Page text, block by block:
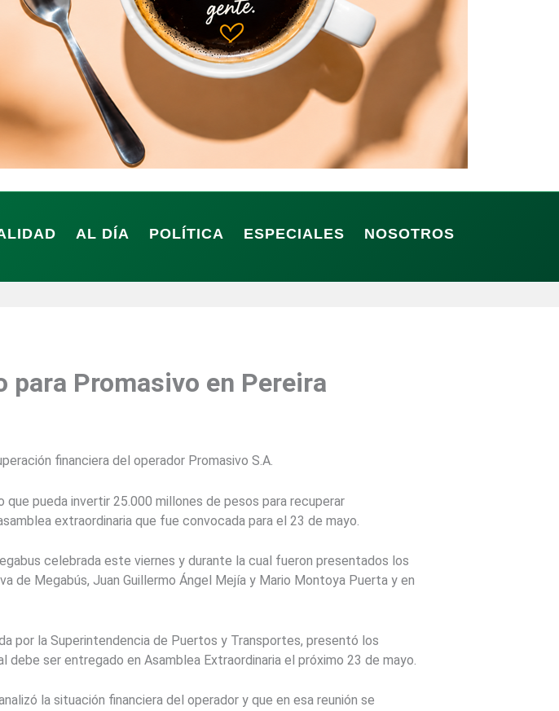
AL DÍA POLÍTICA ESPECIALES
NOSOTROS
para Promasivo en Pereira
financiera del operador Promasivo S.A.
pueda invertir 25.000 millones de pesos para recuperar
extraordinaria que fue convocada para el 23 de mayo.
celebrada este viernes y durante la cual fueron presentados los
de Megabús, Juan Guillermo Ángel Mejía y Mario Montoya Puerta y en
por la Superintendencia de Puertos y Transportes, presentó los
ser entregado en Asamblea Extraordinaria el próximo 23 de mayo.
la situación financiera del operador y que en esa reunión se